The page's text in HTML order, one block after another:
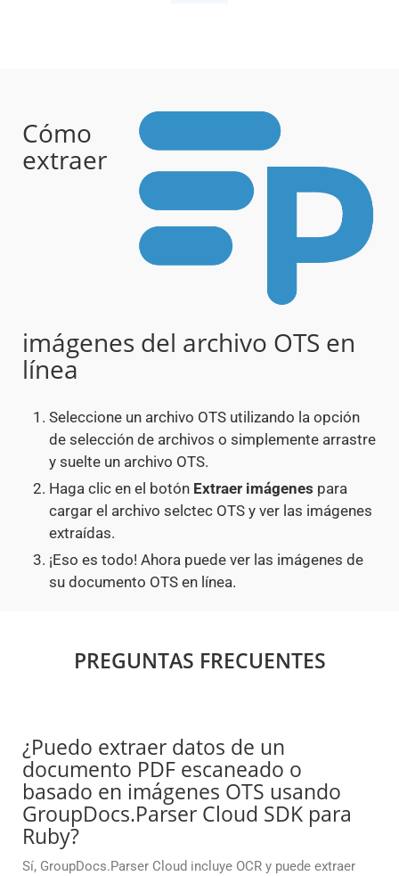
Cómo
extraer
imágenes del archivo OTS en
línea
Seleccione un archivo OTS utilizando la opción
de selección de archivos o simplemente arrastre
y suelte un archivo OTS.
Haga clic en el botón Extraer imágenes para
cargar el archivo selctec OTS y ver las imágenes
extraídas.
¡Eso es todo! Ahora puede ver las imágenes de
su documento OTS en línea.
PREGUNTAS FRECUENTES
¿Puedo extraer datos de un
documento PDF escaneado o
basado en imágenes OTS usando
GroupDocs.Parser Cloud SDK para
Ruby?
Sí, GroupDocs.Parser Cloud incluye OCR y puede extraer